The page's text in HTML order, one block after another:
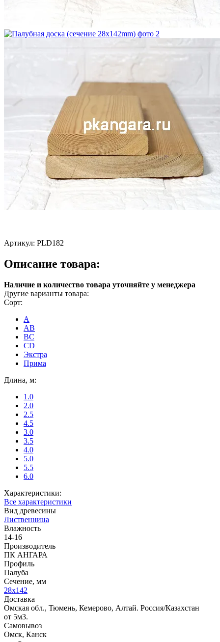
Артикул: PLD182
Описание товара:
Наличие и количество товара уточняйте у менеджера
Другие варианты товара:
Сорт:
A
AB
ВС
CD
Экстра
Прима
Длина, м:
1.0
2.0
2.5
4.5
3.0
3.5
4.0
5.0
5.5
6.0
Характеристики:
Все характеристики
Вид древесины
Лиственница
Влажность
14-16
Производитель
ПК АНГАРА
Профиль
Палуба
Сечение, мм
28x142
Доставка
Омская обл., Тюмень, Кемерово, Алтай. Россия/Казахстан
от 5м3.
Самовывоз
Омск, Канск